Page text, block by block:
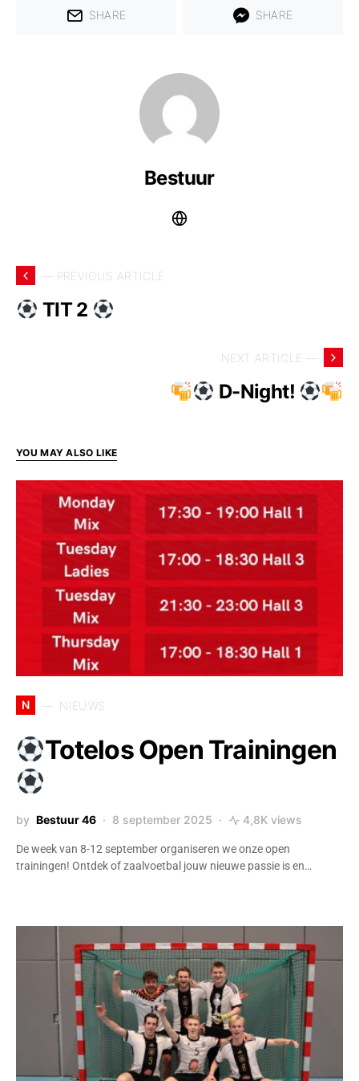
SHARE SHARE
Bestuur
— PREVIOUS ARTICLE
TIT 2
NEXT ARTICLE —
D-Night!
YOU MAY ALSO LIKE
N NIEUWS
Totelos Open Trainingen
by Bestuur 46 8 september 2025 4,8K views
De week van 8-12 september organiseren we onze open
trainingen! Ontdek of zaalvoetbal jouw nieuwe passie is en…